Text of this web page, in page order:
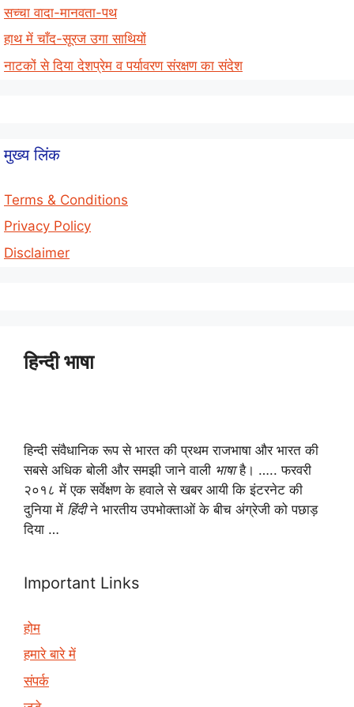
सच्चा वादा-मानवता-पथ
हाथ में चाँद-सूरज उगा साथियों
नाटकों से दिया देशप्रेम व पर्यावरण संरक्षण का संदेश
मुख्य लिंक
Terms & Conditions
Privacy Policy
Disclaimer
हिन्दी भाषा
हिन्दी संवैधानिक रूप से भारत की प्रथम राजभाषा और भारत की
सबसे अधिक बोली और समझी जाने वाली भाषाहै। ….. फरवरी
२०१८ में एक सर्वेक्षण के हवाले से खबर आयी कि इंटरनेट की
दुनिया में हिंदीने भारतीय उपभोक्ताओं के बीच अंग्रेजी को पछाड़
दिया …
Important Links
होम
हमारे बारे में
संपर्क